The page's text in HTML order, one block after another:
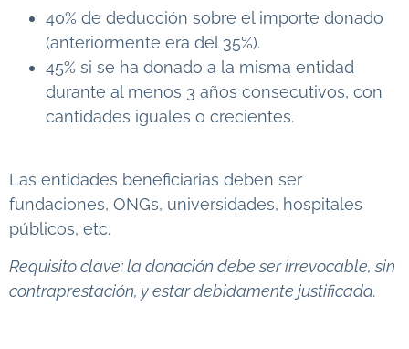
40% de deducción sobre el importe donado
(anteriormente era del 35%).
45% si se ha donado a la misma entidad
durante al menos 3 años consecutivos, con
cantidades iguales o crecientes.
Las entidades beneficiarias deben ser
fundaciones, ONGs, universidades, hospitales
públicos, etc.
Requisito clave: la donación debe ser irrevocable, sin
contraprestación, y estar debidamente justificada.